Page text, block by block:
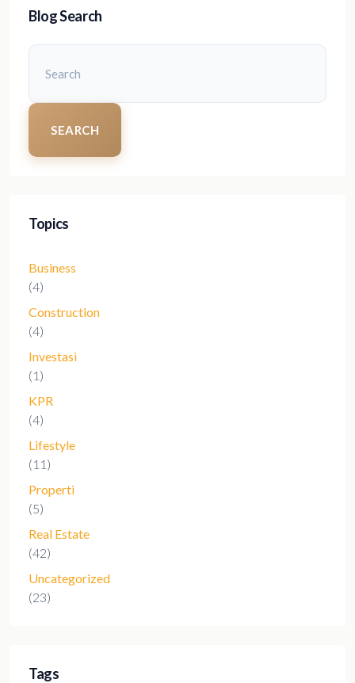
Blog Search
SEARCH
Topics
Business
(4)
Construction
(4)
Investasi
(1)
KPR
(4)
Lifestyle
(11)
Properti
(5)
Real Estate
(42)
Uncategorized
(23)
Tags